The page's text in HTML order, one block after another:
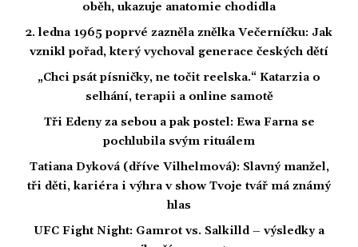
oběh, ukazuje anatomie chodidla
2. ledna 1965 poprvé zazněla znělka Večerníčku: Jak
vznikl pořad, který vychoval generace českých dětí
„Chci psát písničky, ne točit reelska.“ Katarzia o
selhání, terapii a online samotě
Tři Edeny za sebou a pak postel: Ewa Farna se
pochlubila svým rituálem
Tatiana Dyková (dříve Vilhelmová): Slavný manžel,
tři děti, kariéra i výhra v show Tvoje tvář má známý
hlas
UFC Fight Night: Gamrot vs. Salkilld – výsledky a